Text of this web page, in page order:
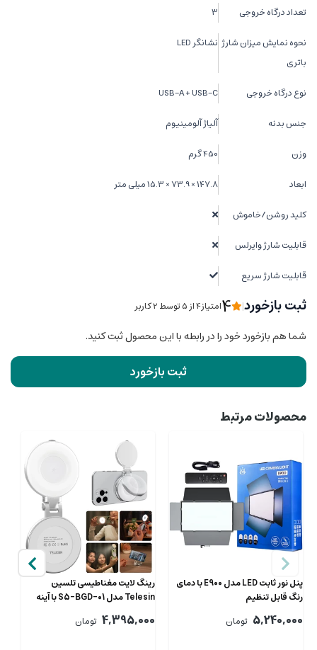
تعداد درگاه خروجی 3
نحوه نمایش میزان شارژ
باتری
نشانگر LED
نوع درگاه خروجی USB-A + USB-C
جنس بدنه آلیاژ آلومینیوم
وزن 450 گرم
ابعاد 147.8 × 73.9 × 15.3 میلی متر
کلید روشن/خاموش
قابلیت شارژ وایرلس
قابلیت شارژ سریع
ثبت بازخورد|
4امتیاز4 از ۵ توسط 2 کاربر
شما هم بازخورد خود را در رابطه با این محصول ثبت کنید.
ثبت بازخورد
محصولات مرتبط
پنل نور ثابت LED مدل E900 با دمای
رنگ قابل تنظیم
5,240,000 تومان
رینگ لایت مغناطیسی تلسین
Telesin مدل S5-BGD-01 با آینه
4,395,000 تومان